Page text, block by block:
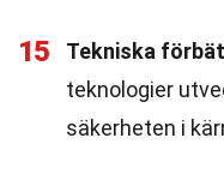
15 Tekniska
teknologier
säkerheten i